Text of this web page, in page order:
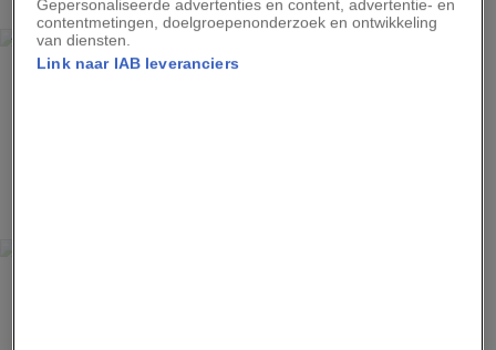
AMY KENNEDY, CWPA, BARCROFT IMAGES
Gepersonaliseerde advertenties en content, advertentie- en
contentmetingen, doelgroepenonderzoek en ontwikkeling
van diensten.
Link naar IAB leveranciers